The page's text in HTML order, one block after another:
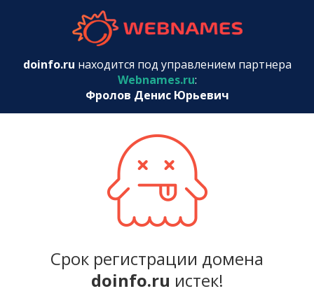
doinfo.ru находится под управлением партнера
Webnames.ru:
Фролов Денис Юрьевич
Срок регистрации домена
doinfo.ru истек!